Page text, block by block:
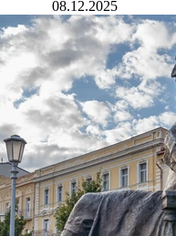
08.12.2025